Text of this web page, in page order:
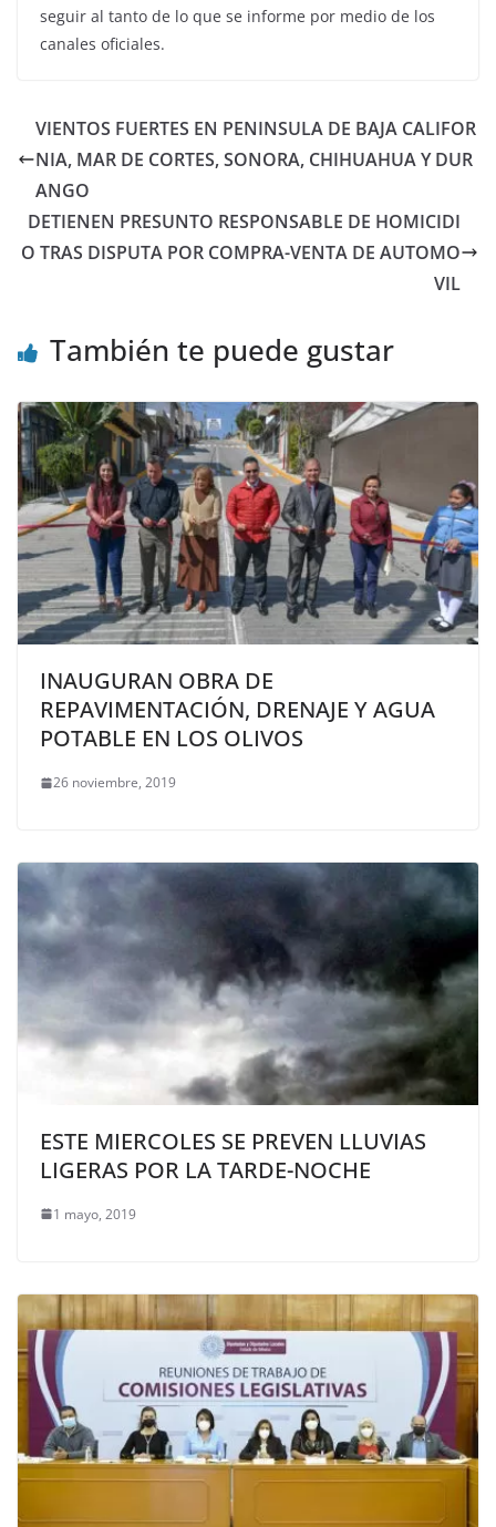
seguir al tanto de lo que se informe por medio de los
canales oficiales.
VIENTOS FUERTES EN PENINSULA DE BAJA CALIFOR
NIA, MAR DE CORTES, SONORA, CHIHUAHUA Y DUR
ANGO
DETIENEN PRESUNTO RESPONSABLE DE HOMICIDI
O TRAS DISPUTA POR COMPRA-VENTA DE AUTOMO
VIL
También te puede gustar
INAUGURAN OBRA DE
REPAVIMENTACIÓN, DRENAJE Y AGUA
POTABLE EN LOS OLIVOS
26 noviembre, 2019
ESTE MIERCOLES SE PREVEN LLUVIAS
LIGERAS POR LA TARDE-NOCHE
1 mayo, 2019